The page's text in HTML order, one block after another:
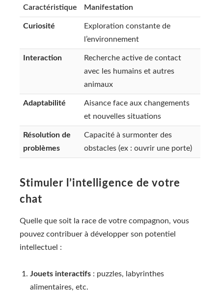
Caractéristique Manifestation
Curiosité
Exploration constante de
l’environnement
Interaction
Recherche active de contact
avec les humains et autres
animaux
Adaptabilité
Aisance face aux changements
et nouvelles situations
Résolution de
problèmes
Capacité à surmonter des
obstacles (ex : ouvrir une porte)
Stimuler l’intelligence de votre
chat
Quelle que soit la race de votre compagnon, vous
pouvez contribuer à développer son potentiel
intellectuel :
Jouets interactifs : puzzles, labyrinthes
alimentaires, etc.